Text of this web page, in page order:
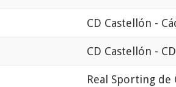
CD Castellón -
CD Castellón -
Real Sporting de